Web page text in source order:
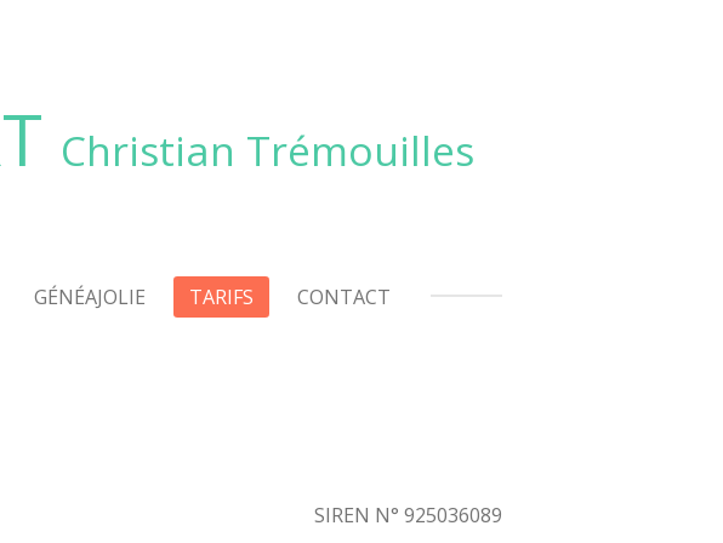
Christian Trémouilles
GÉNÉAJOLIE TARIFS CONTACT
SIREN N° 925036089